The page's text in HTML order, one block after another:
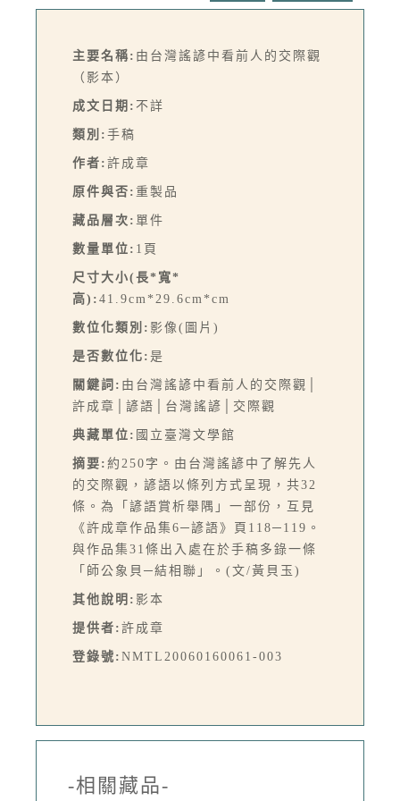
主要名稱: 由台灣謠諺中看前人的交際觀
（影本）
成文日期: 不詳
類別: 手稿
作者: 許成章
原件與否: 重製品
藏品層次: 單件
數量單位: 1頁
尺寸大小(長*寬*
高): 41.9cm*29.6cm*cm
數位化類別: 影像(圖片)
是否數位化: 是
關鍵詞: 由台灣謠諺中看前人的交際觀│
許成章│諺語│台灣謠諺│交際觀
典藏單位: 國立臺灣文學館
摘要: 約250字。由台灣謠諺中了解先人
的交際觀，諺語以條列方式呈現，共32
條。為「諺語賞析舉隅」一部份，互見
《許成章作品集6─諺語》頁118─119。
與作品集31條出入處在於手稿多錄一條
「師公象貝─結相聯」。(文/黃貝玉)
其他說明: 影本
提供者: 許成章
登錄號: NMTL20060160061-003
-相關藏品-